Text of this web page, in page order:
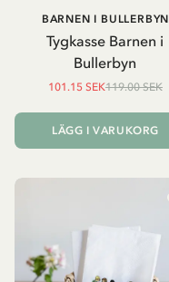
Tygkasse Barnen i
Bullerbyn
BARNEN I BULLERBYN
101.15 SEK119.00 SEK
LÄGG I VARUKORG